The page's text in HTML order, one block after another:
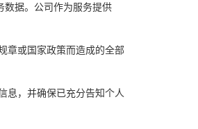
数据。公司作为服务提供
章或国家政策而造成的全部
息，并确保已充分告知个人